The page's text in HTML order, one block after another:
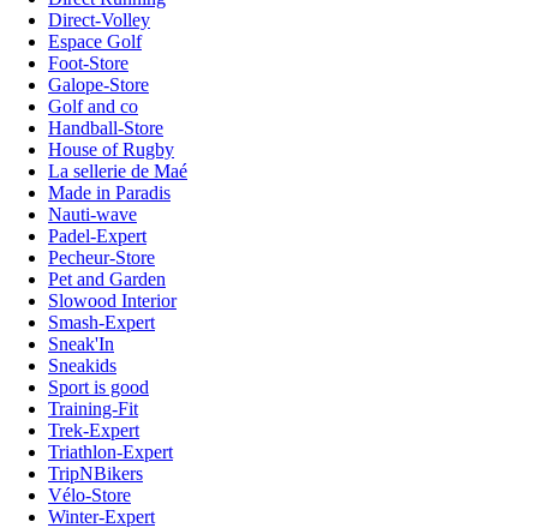
Direct-Volley
Espace Golf
Foot-Store
Galope-Store
Golf and co
Handball-Store
House of Rugby
La sellerie de Maé
Made in Paradis
Nauti-wave
Padel-Expert
Pecheur-Store
Pet and Garden
Slowood Interior
Smash-Expert
Sneak'In
Sneakids
Sport is good
Training-Fit
Trek-Expert
Triathlon-Expert
TripNBikers
Vélo-Store
Winter-Expert